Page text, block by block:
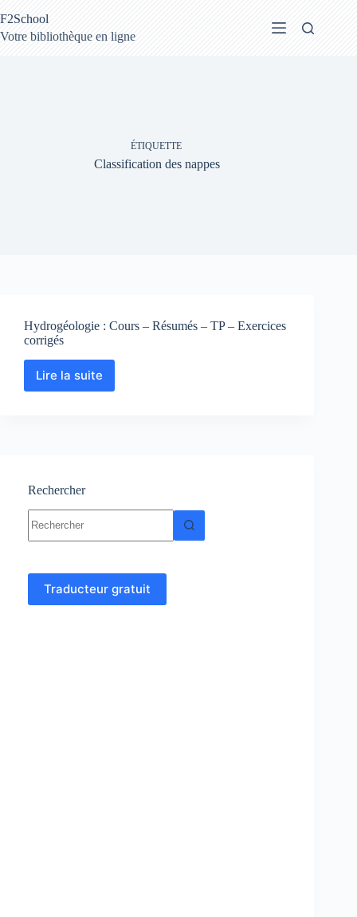
au
contenu
F2School
Votre bibliothèque en ligne
ÉTIQUETTE
Classification des nappes
Hydrogéologie : Cours – Résumés – TP – Exercices
corrigés
Lire la suiteHydrogéologie
–
corrigés
Rechercher
résultat
Traducteur gratuit